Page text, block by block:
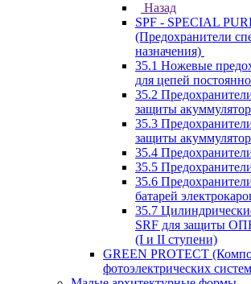
Назад
SPF - SPECIAL
(Предохранители
назначения)
35.1 Ножевые
для цепей
35.2
защиты
35.3
защиты
35.4
35.5
35.6
батарей
35.7
SRF для защиты
(I и II ступени)
GREEN PROTECT
фотоэлектрических